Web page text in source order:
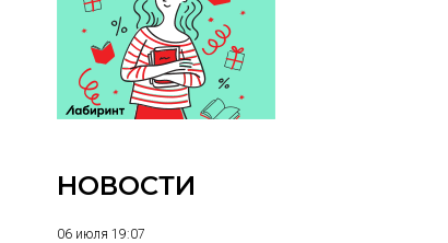
НОВОСТИ
06 июля 19:07